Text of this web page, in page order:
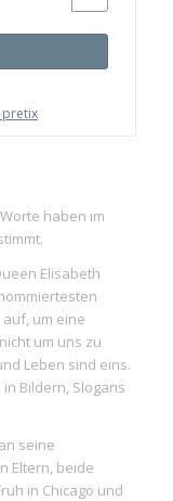
pretix
haben im
Elisabeth
um eine
um uns zu
Leben sind eins.
Bildern, Slogans
seine
Eltern, beide
in Chicago und